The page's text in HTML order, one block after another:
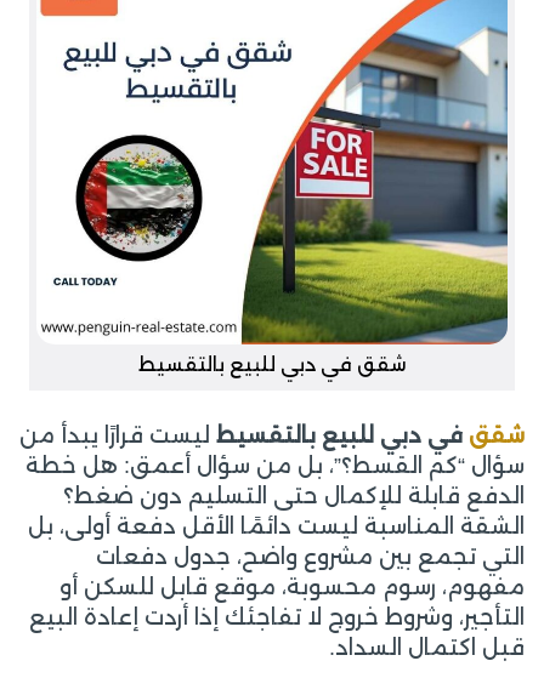
شقق في دبي للبيع بالتقسيط
شقق في دبي للبيع بالتقسيطليست قرارًا يبدأ من
سؤال “كم القسط؟”، بل من سؤال أعمق: هل خطة
الدفع قابلة للإكمال حتى التسليم دون ضغط؟
الشقة المناسبة ليست دائمًا الأقل دفعة أولى، بل
التي تجمع بين مشروع واضح، جدول دفعات
مفهوم، رسوم محسوبة، موقع قابل للسكن أو
التأجير، وشروط خروج لا تفاجئك إذا أردت إعادة البيع
قبل اكتمال السداد.